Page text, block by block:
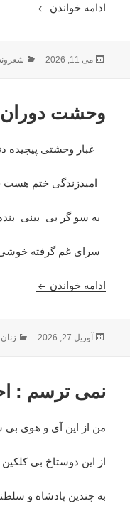
ادامه خواندن مادر :
ارسال
می 11, 2026 دسته‌ها
وحشت دوران
غبار وحشتی پیچیده
امیدزندگی ختم هست
به سو گر بی بینی
سرای غم گرفته خوشی
ادامه خواندن وحشت
ارسال
آوریل 27, 2026 زنان
نمی ترسم :
من از این آی و هوی
از این دوستاخ بی
به چندین پادشاه و